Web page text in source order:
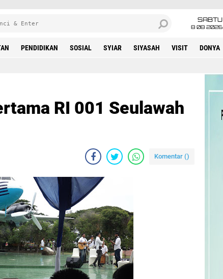
SABTU
8 08 2026
PENDIDIKAN SOSIAL SYIAR SIYASAH VISIT DONYA
RI 001 Seulawah
Komentar ()